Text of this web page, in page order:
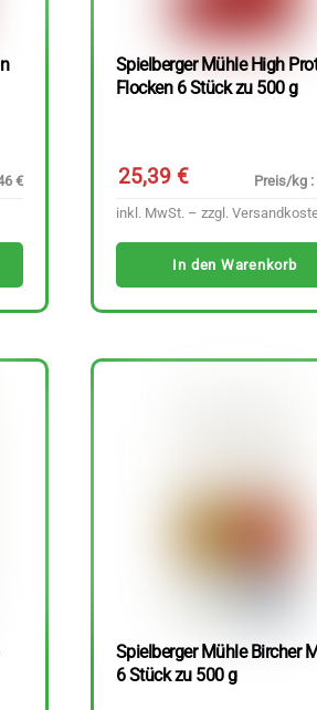
€
Spielberger Mühle High
Flocken 6 Stück zu 500 g
25,39 €
Preis/kg :
inkl. MwSt. – zzgl.
In den Warenkorb
Spielberger Mühle Bircher
6 Stück zu 500 g